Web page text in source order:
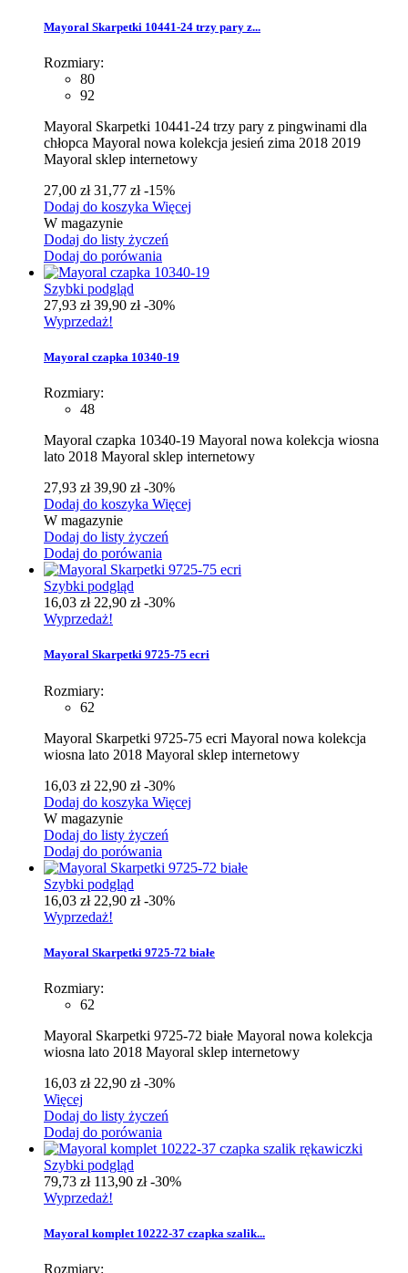
Mayoral Skarpetki 10441-24 trzy pary z...
Rozmiary:
80
92
Mayoral Skarpetki 10441-24 trzy pary z pingwinami dla
chłopca Mayoral nowa kolekcja jesień zima 2018 2019
Mayoral sklep internetowy
27,00 zł31,77 zł-15%
Dodaj do koszyka Więcej
W magazynie
Dodaj do listy życzeń
Dodaj do porówania
Szybki podgląd
27,93 zł39,90 zł-30%
Wyprzedaż!
Mayoral czapka 10340-19
Rozmiary:
48
Mayoral czapka 10340-19 Mayoral nowa kolekcja wiosna
lato 2018 Mayoral sklep internetowy
27,93 zł39,90 zł-30%
Dodaj do koszyka Więcej
W magazynie
Dodaj do listy życzeń
Dodaj do porówania
Szybki podgląd
16,03 zł 22,90 zł-30%
Wyprzedaż!
Mayoral Skarpetki 9725-75 ecri
Rozmiary:
62
Mayoral Skarpetki 9725-75 ecri Mayoral nowa kolekcja
wiosna lato 2018 Mayoral sklep internetowy
16,03 zł 22,90 zł-30%
Dodaj do koszyka Więcej
W magazynie
Dodaj do listy życzeń
Dodaj do porówania
Szybki podgląd
16,03 zł 22,90 zł-30%
Wyprzedaż!
Mayoral Skarpetki 9725-72 białe
Rozmiary:
62
Mayoral Skarpetki 9725-72 białe Mayoral nowa kolekcja
wiosna lato 2018 Mayoral sklep internetowy
16,03 zł 22,90 zł-30%
Więcej
Dodaj do listy życzeń
Dodaj do porówania
Szybki podgląd
79,73 zł 113,90 zł-30%
Wyprzedaż!
Mayoral komplet 10222-37 czapka szalik...
Rozmiary: